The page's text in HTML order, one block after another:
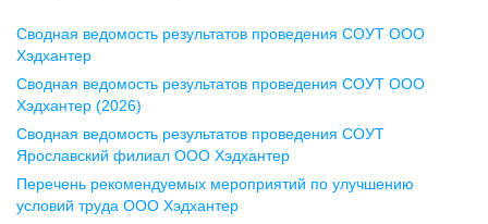
Воронеж
ул. Комиссаржевской, д. 10,
офис 1212
+7 473 280-05-05
pr@vrn.hh.ru
Сводная ведомость результатов проведения СОУТ ООО
Хэдхантер
Сводная ведомость результатов проведения СОУТ ООО
Хэдхантер (2026)
Сводная ведомость результатов проведения СОУТ
Ярославский филиал ООО Хэдхантер
Перечень рекомендуемых мероприятий по улучшению
условий труда ООО Хэдхантер